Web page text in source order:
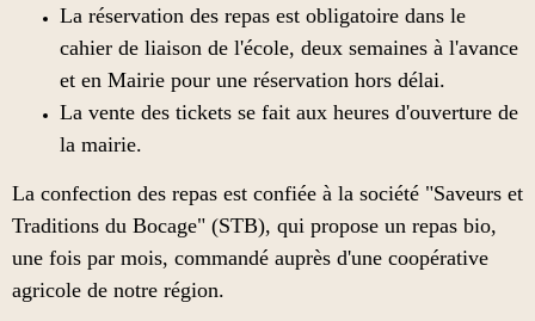
La réservation des repas est obligatoire dans le
cahier de liaison de l'école, deux semaines à l'avance
et en Mairie pour une réservation hors délai.
La vente des tickets se fait aux heures d'ouverture de
la mairie.
La confection des repas est confiée à la société "Saveurs et
Traditions du Bocage" (STB), qui propose un repas bio,
une fois par mois, commandé auprès d'une coopérative
agricole de notre région.